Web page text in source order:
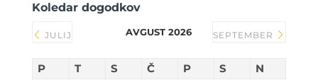
Koledar dogodkov
JULIJ AVGUST 2026 SEPTEMBER
P T S Č P S N